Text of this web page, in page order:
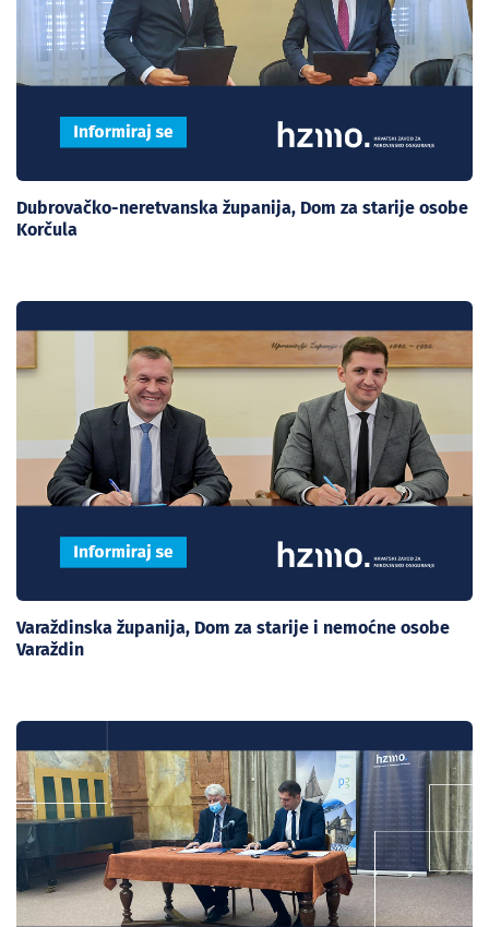
Dubrovačko-neretvanska županija, Dom za starije osobe
Korčula
Varaždinska županija, Dom za starije i nemoćne osobe
Varaždin